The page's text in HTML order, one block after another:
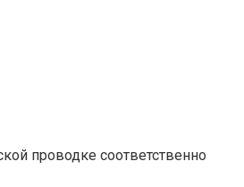
проводке соответственно